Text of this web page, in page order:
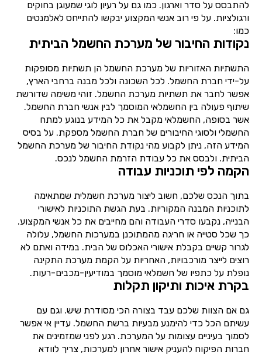
להתבסס על סדר וארגון. כמו גם על רעיון לוגי שמעוגן בחוקים
ורגולציות. על פי רוב אנשי המקצוע יבקשו להתייחס לאלמנטים
כמו:
נקודות החיבור של מערכת החשמל הביתית
התשתיות האזוריות של מערכת החשמל הן תשתיות מסופקות
על-ידי חברת החשמל. לכל השכונה ולכל מבנה ברחבי הארץ,
אפשר לחבר את תשתיות מערכת החשמל. זוהי משימה שדורשת
שיתוף פעולה בין החשמלאי המוסמך לבין אנשי חברת החשמל.
אשר בסופה, החשמלאי מקבל את כל המידע בנוגע למתח
החשמלי ולסוגי החיבורים של חברת החשמל מספקת. על בסיס
המידע הזה, ניתן לקבוע מהי נקודת החיבור של מערכת החשמל
הביתית. ולבסס את כל עבודת הזרמת החשמל לנכס.
הקמה לפי תוכניות עבודה
בתוך הנכס שלכם, חשוב ליצור מערכת חשמלית שמתאימה
לתוכניות המבנה המקוריות. בעת הגשת התוכניות לאישורי
הבנייה, נקבעו סדרי העבודה והם מחייבים את כל אנשי המקצוע.
כך שכל סטייה או חריגה מהמתוכנן במערכות החשמל, עלולה
לגרור קשיים בקבלת אישורי האכלוס של הבית. במידה ואתם לא
רוצים לייצר מורכבויות, האחריות על הקמת מערכת התקינה
נופלת על כתפיו של חשמלאי מוסמך במודיעין-מכבים-רעות.
בקרת איכות ותיקון תקלות
גם אם הצוות שלכם עבד בצורה הכי מסודרת שיש. וגם עם
עשיתם הכל כדי להימנע מבעיות ברשת החשמל. עדיין אי אפשר
לסמוך בעיניים עצומות על המערכת. רגע לפני שמזמינים את
חברות הפיקוח להעניק אישור אחרון למערכות, צריך לוודא